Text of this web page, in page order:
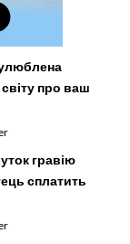
про ваш
гравію
сплатить